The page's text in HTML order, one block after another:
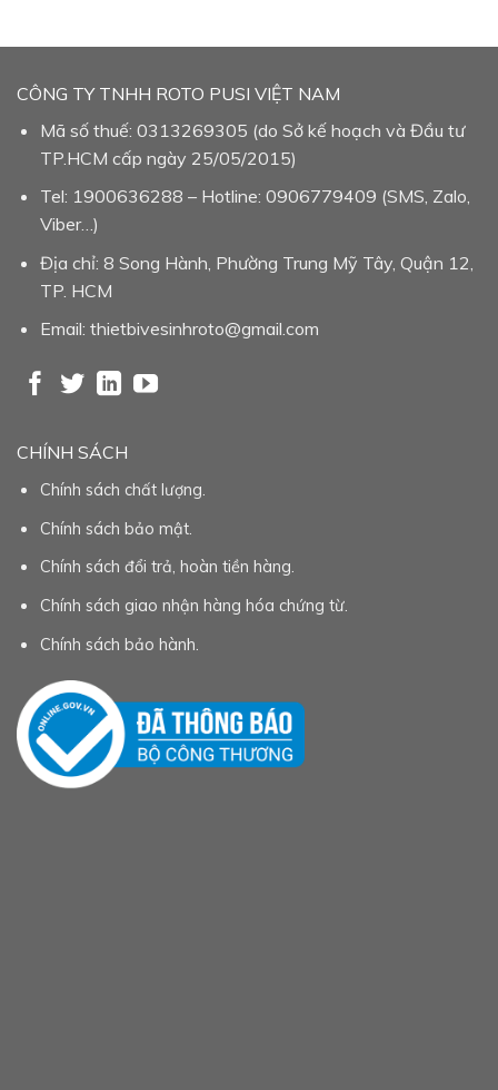
CÔNG TY TNHH ROTO PUSI VIỆT NAM
Mã số thuế: 0313269305 (do Sở kế hoạch và Đầu tư
TP.HCM cấp ngày 25/05/2015)
Tel: 1900636288 – Hotline: 0906779409 (SMS, Zalo,
Viber…)
Địa chỉ: 8 Song Hành, Phường Trung Mỹ Tây, Quận 12,
TP. HCM
Email: thietbivesinhroto@gmail.com
CHÍNH SÁCH
Chính sách chất lượng.
Chính sách bảo mật.
Chính sách đổi trả, hoàn tiền hàng.
Chính sách giao nhận hàng hóa chứng từ.
Chính sách bảo hành.